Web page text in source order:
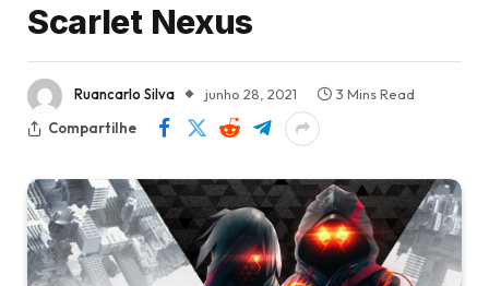
Scarlet Nexus
Ruancarlo Silva junho 28, 2021
3 Mins Read
Compartilhe